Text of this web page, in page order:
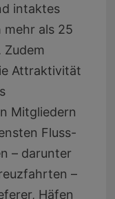
intaktes
als 25
Zudem
Attraktivität
Mitgliedern
Fluss-
– darunter
–
Häfen